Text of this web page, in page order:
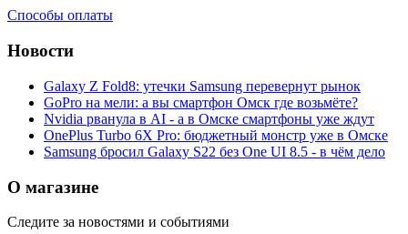
Способы оплаты
Новости
Galaxy Z Fold8: утечки Samsung перевернут рынок
GoPro на мели: а вы смартфон Омск где возьмёте?
Nvidia рванула в AI - а в Омске смартфоны уже ждут
OnePlus Turbo 6X Pro: бюджетный монстр уже в Омске
Samsung бросил Galaxy S22 без One UI 8.5 - в чём дело
О магазине
Следите за новостями и событиями